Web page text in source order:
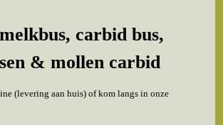
carbid bus,
& mollen carbid
(levering aan huis) of kom langs in onze